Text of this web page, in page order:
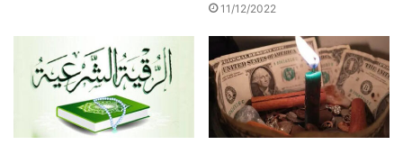
11/12/2022